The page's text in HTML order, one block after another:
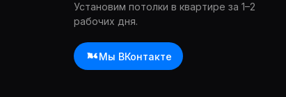
Установим потолки в квартире за 1–2
рабочих дня.
Мы ВКонтакте